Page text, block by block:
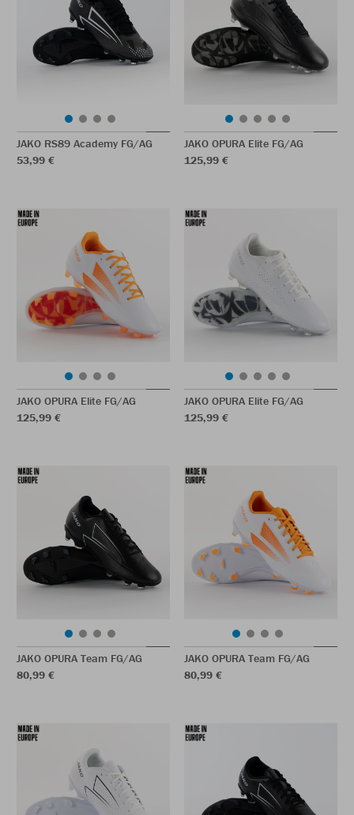
JAKO RS89 Academy FG/AG
53,99 €
JAKO OPURA Elite FG/AG
125,99 €
JAKO OPURA Elite FG/AG
125,99 €
JAKO OPURA Elite FG/AG
125,99 €
JAKO OPURA Team FG/AG
80,99 €
JAKO OPURA Team FG/AG
80,99 €